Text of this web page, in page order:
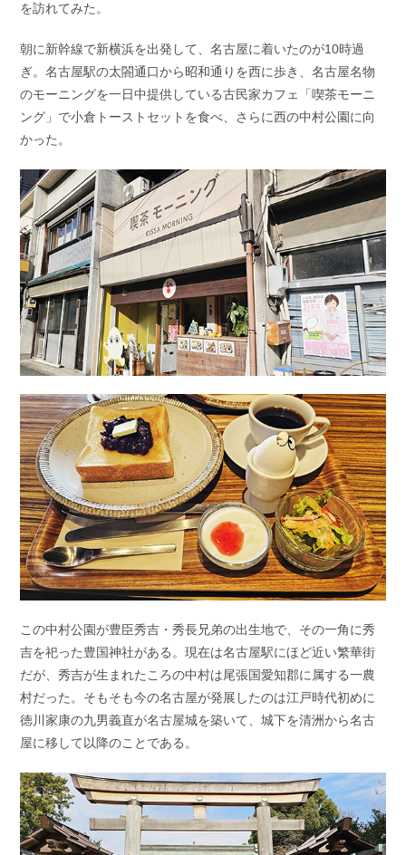
を訪れてみた。
朝に新幹線で新横浜を出発して、名古屋に着いたのが10時過
ぎ。名古屋駅の太閤通口から昭和通りを西に歩き、名古屋名物
のモーニングを一日中提供している古民家カフェ「喫茶モーニ
ング」で小倉トーストセットを食べ、さらに西の中村公園に向
かった。
この中村公園が豊臣秀吉・秀長兄弟の出生地で、その一角に秀
吉を祀った豊国神社がある。現在は名古屋駅にほど近い繁華街
だが、秀吉が生まれたころの中村は尾張国愛知郡に属する一農
村だった。そもそも今の名古屋が発展したのは江戸時代初めに
徳川家康の九男義直が名古屋城を築いて、城下を清洲から名古
屋に移して以降のことである。